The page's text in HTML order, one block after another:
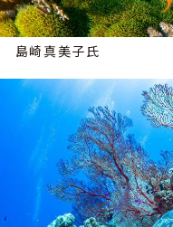
島崎真美子氏